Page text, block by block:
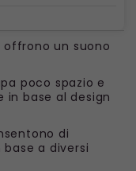
un suono
poco spazio e
in base al design
di
a diversi